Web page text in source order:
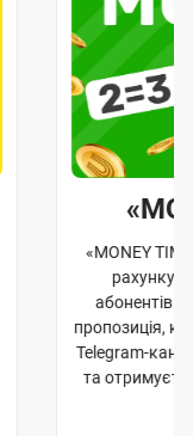
«MONEY
рахунку
абонентів.
пропозиція,
Telegram-
та